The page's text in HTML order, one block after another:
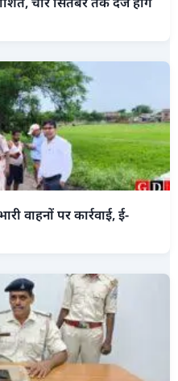
वाहनों पर कार्रवाई, ई-